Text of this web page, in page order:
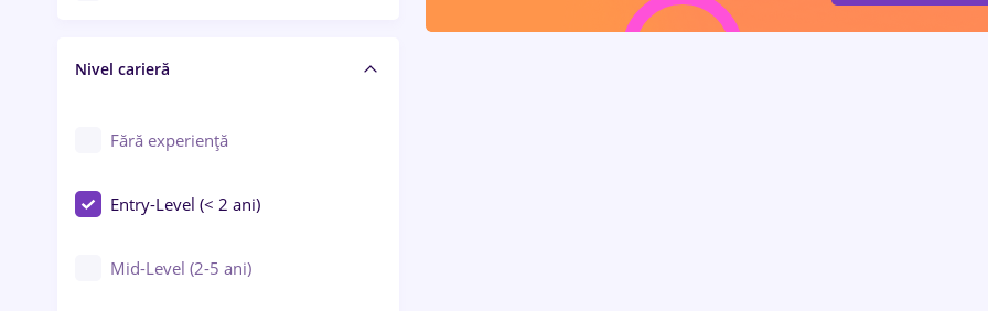
Educație / Training / Arte
Nivel carieră
Fără experiență
Entry-Level (< 2 ani)
Mid-Level (2-5 ani)